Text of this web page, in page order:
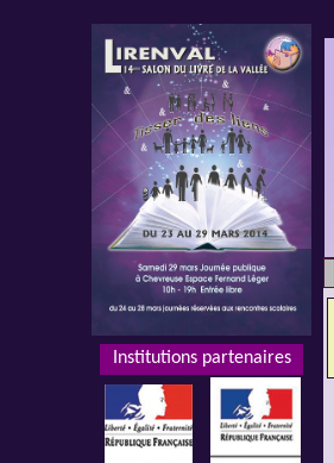
Institutions partenaires
Institutions partenaires